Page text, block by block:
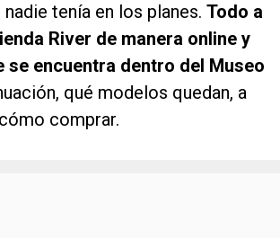
tenía en los planes. Todo a
River de manera online y
se encuentra dentro del Museo
qué modelos quedan, a
comprar.